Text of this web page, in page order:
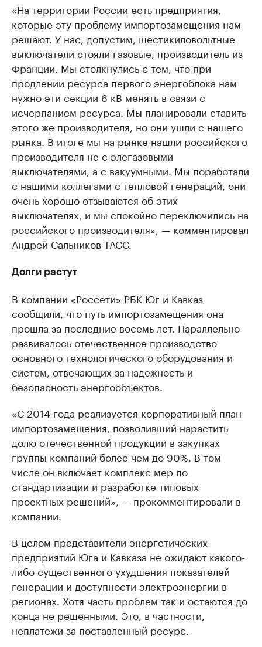
«На территории России есть предприятия,
которые эту проблему импортозамещения нам
решают. У нас, допустим, шестикиловольтные
выключатели стояли газовые, производитель из
Франции. Мы столкнулись с тем, что при
продлении ресурса первого энергоблока нам
нужно эти секции 6 кВ менять в связи с
исчерпанием ресурса. Мы планировали ставить
этого же производителя, но они ушли с нашего
рынка. В итоге мы на рынке нашли российского
производителя не с элегазовыми
выключателями, а с вакуумными. Мы поработали
с нашими коллегами с тепловой генераций, они
очень хорошо отзываются об этих
выключателях, и мы спокойно переключились на
российского производителя», — комментировал
Андрей Сальников ТАСС.
Долги растут
В компании «Россети» РБК Юг и Кавказ
сообщили, что путь импортозамещения она
прошла за последние восемь лет. Параллельно
развивалось отечественное производство
основного технологического оборудования и
систем, отвечающих за надежность и
безопасность энергообъектов.
«С 2014 года реализуется корпоративный план
импортозамещения, позволивший нарастить
долю отечественной продукции в закупках
группы компаний более чем до 90%. В том
числе он включает комплекс мер по
стандартизации и разработке типовых
проектных решений», — прокомментировали в
компании.
В целом представители энергетических
предприятий Юга и Кавказа не ожидают какого-
либо существенного ухудшения показателей
генерации и доступности электроэнергии в
регионах. Хотя часть проблем так и остаются до
конца не решенными. Это, в частности,
неплатежи за поставленный ресурс.